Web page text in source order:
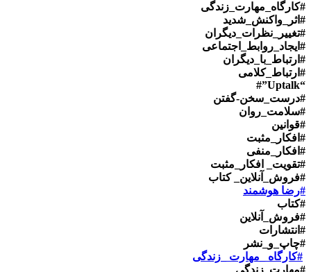
#کارگاه_مهارت_زندگی
#اثر_واکنش_شدید
#تغییر_نظرات_دیگران
#ایجاد_روابط_اجتماعی
#ارتباط_با_دیگران
#ارتباط_کلامی
“Uptalk”#
#درست_سخن-گفتن
#سلامت_روان
#قوانین
#افکار_مثبت
#افکار_منفی
#تقویت_ افکار_مثبت
#فروش_آنلاین_ کتاب
#رضا هوشمند
#کتاب
#فروش_آنلاین
#انتشارات
#چاپ_و_نشر
#کارگاه _مهارت _زندگی